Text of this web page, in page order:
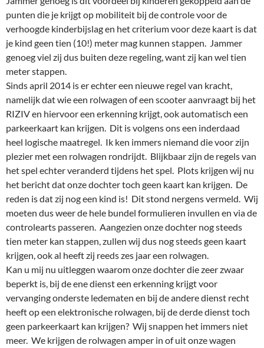
punten die je krijgt op mobiliteit bij de controle voor de
verhoogde kinderbijslag en het criterium voor deze kaart is dat
je kind geen tien (10!) meter mag kunnen stappen. Jammer
genoeg viel zij dus buiten deze regeling, want zij kan wel tien
meter stappen.
Sinds april 2014 is er echter een nieuwe regel van kracht,
namelijk dat wie een rolwagen of een scooter aanvraagt bij het
RIZIV en hiervoor een erkenning krijgt, ook automatisch een
parkeerkaart kan krijgen. Dit is volgens ons een inderdaad
heel logische maatregel. Ik ken immers niemand die voor zijn
plezier met een rolwagen rondrijdt. Blijkbaar zijn de regels van
het spel echter veranderd tijdens het spel. Plots krijgen wij nu
het bericht dat onze dochter toch geen kaart kan krijgen. De
reden is dat zij nog een kind is! Dit stond nergens vermeld. Wij
moeten dus weer de hele bundel formulieren invullen en via de
controlearts passeren. Aangezien onze dochter nog steeds
tien meter kan stappen, zullen wij dus nog steeds geen kaart
krijgen, ook al heeft zij reeds zes jaar een rolwagen.
Kan u mij nu uitleggen waarom onze dochter die zeer zwaar
beperkt is, bij de ene dienst een erkenning krijgt voor
vervanging onderste ledematen en bij de andere dienst recht
heeft op een elektronische rolwagen, bij de derde dienst toch
geen parkeerkaart kan krijgen? Wij snappen het immers niet
meer. We krijgen de rolwagen amper in of uit onze wagen